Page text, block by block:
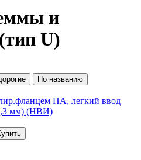
и
U)
ПА, легкий ввод
мм) (НВИ)